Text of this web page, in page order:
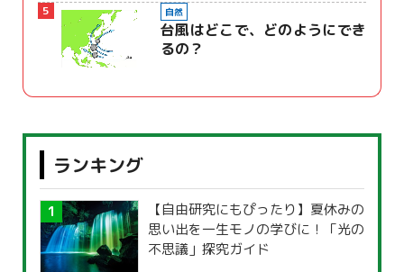
5 自然
台風はどこで、どのようにでき
るの？
ランキング
【自由研究にもぴったり】夏休みの
思い出を一生モノの学びに！「光の
不思議」探究ガイド